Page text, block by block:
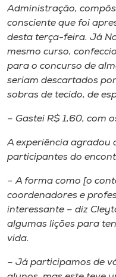
Administração,
consciente que foi
desta terça-feira. Já
mesmo curso,
para o concurso de
seriam descartados
sobras de tecido, de
– Gastei R$ 1,60, com
A experiência agradou
participantes do
– A forma como [o
coordenadores e
interessante – diz
algumas lições para
vida.
– Já participamos de